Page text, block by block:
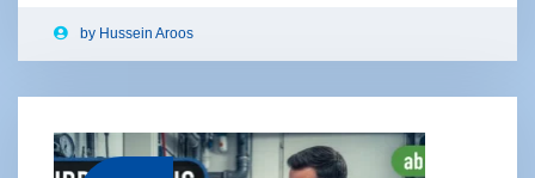
by Hussein Aroos